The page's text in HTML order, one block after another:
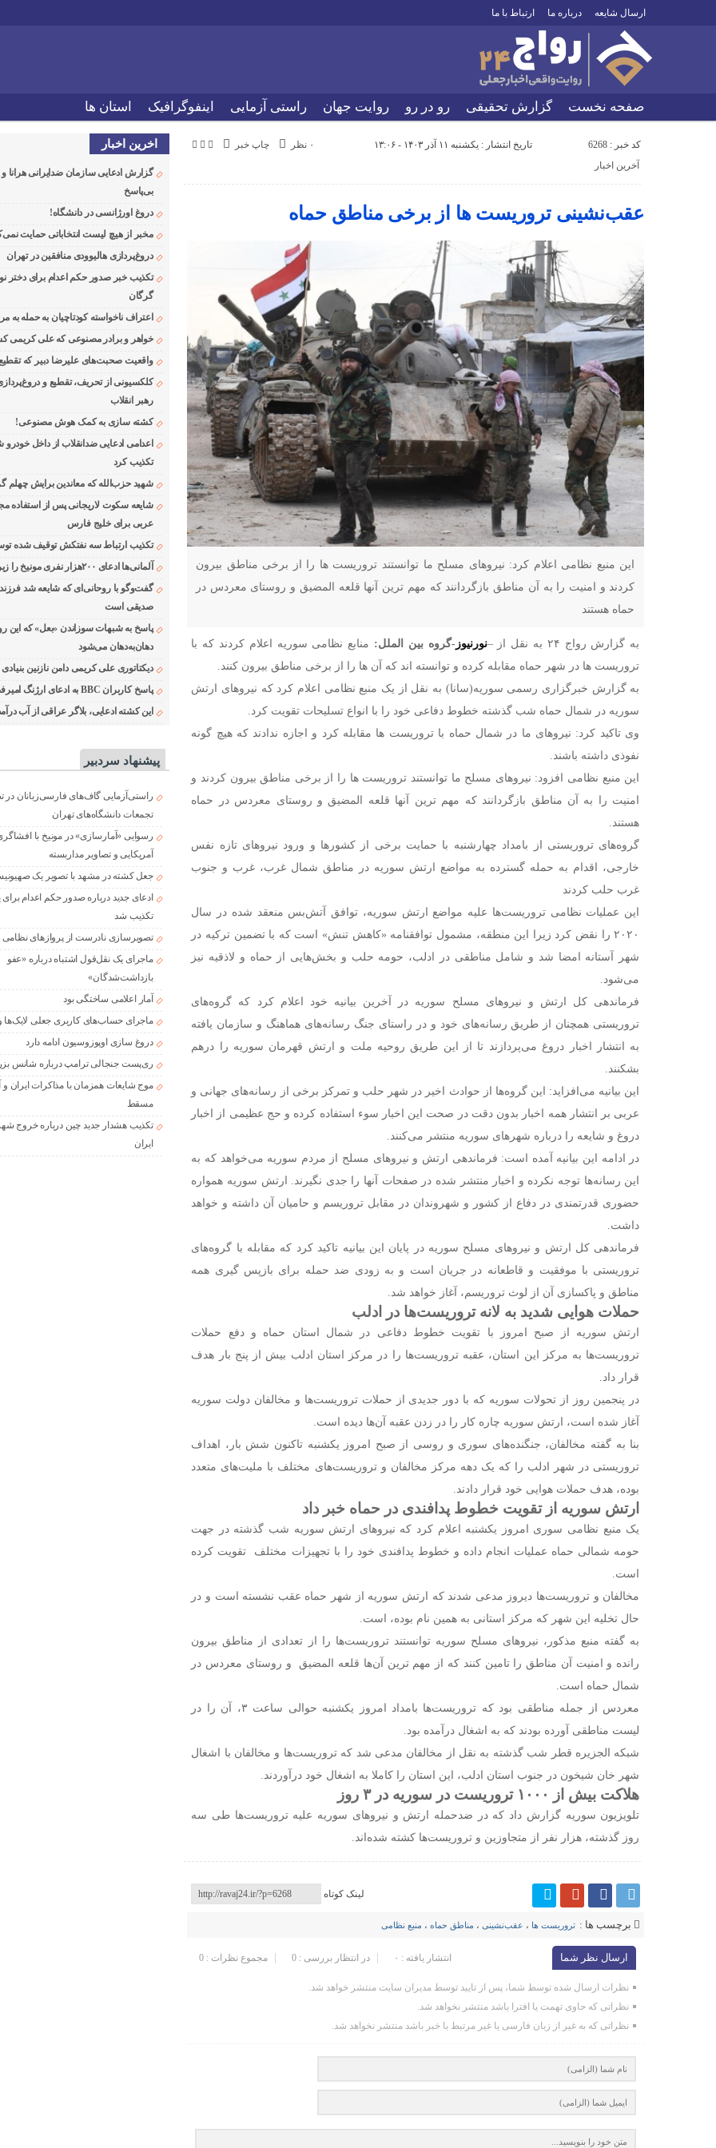
ارسال شایعه درباره ما ارتباط با ما
صفحه نخست گزارش تحقیقی رو در رو روایت جهان راستی آزمایی اینفوگرافیک استان ها
کد خبر : 6268 تاریخ انتشار : یکشنبه ۱۱ آذر ۱۴۰۳ - ۱۳:۰۶ چاپ خبر
۰ نظر
آخرین اخبار
عقب‌نشینی تروریست ها از برخی مناطق حماه
این منبع نظامی اعلام کرد: نیروهای مسلح ما توانستند تروریست ها را از برخی مناطق بیرون
کردند و امنیت را به آن مناطق بازگردانند که مهم ترین آنها قلعه المضیق و روستای معردس در
حماه هستند
به گزارش رواج ۲۴ به نقل از – نورنیوز-گروه بین الملل: منابع نظامی سوریه اعلام کردند که با
تروریست ها در شهر حماه مقابله کرده و توانسته اند که آن ها را از برخی مناطق بیرون کنند.
به گزارش خبرگزاری رسمی سوریه(سانا) به نقل از یک منبع نظامی اعلام کرد که نیروهای ارتش
سوریه در شمال حماه شب گذشته خطوط دفاعی خود را با انواع تسلیحات تقویت کرد.
وی تاکید کرد: نیروهای ما در شمال حماه با تروریست ها مقابله کرد و اجازه ندادند که هیچ گونه
نفوذی داشته باشند.
این منبع نظامی افزود: نیروهای مسلح ما توانستند تروریست ها را از برخی مناطق بیرون کردند و
امنیت را به آن مناطق بازگردانند که مهم ترین آنها قلعه المضیق و روستای معردس در حماه
هستند.
گروه‌های تروریستی از بامداد چهارشنبه با حمایت برخی از کشورها و ورود نیروهای تازه نفس
خارجی، اقدام به حمله گسترده به مواضع ارتش سوریه در مناطق شمال غرب، غرب و جنوب
غرب حلب کردند
این عملیات نظامی تروریست‌ها علیه مواضع ارتش سوریه، توافق آتش‌بس منعقد شده در سال
۲۰۲۰ را نقض کرد زیرا این منطقه، مشمول توافقنامه «کاهش تنش» است که با تضمین ترکیه در
شهر آستانه امضا شد و شامل مناطقی در ادلب، حومه حلب و بخش‌هایی از حماه و لاذقیه نیز
می‌شود.
فرماندهی کل ارتش و نیروهای مسلح سوریه در آخرین بیانیه خود اعلام کرد که گروه‌های
تروریستی همچنان از طریق رسانه‌های خود و در راستای جنگ رسانه‌های هماهنگ و سازمان یافته
به انتشار اخبار دروغ می‌پردازند تا از این طریق روحیه ملت و ارتش قهرمان سوریه را درهم
بشکنند.
این بیانیه می‌افزاید: این گروه‌ها از حوادث اخیر در شهر حلب و تمرکز برخی از رسانه‌های جهانی و
عربی بر انتشار همه اخبار بدون دقت در صحت این اخبار سوء استفاده کرده و حج عظیمی از اخبار
دروغ و شایعه را درباره شهرهای سوریه منتشر می‌کنند.
در ادامه این بیانیه آمده است: فرماندهی ارتش و نیروهای مسلح از مردم سوریه می‌خواهد که به
این رسانه‌ها توجه نکرده و اخبار منتشر شده در صفحات آنها را جدی نگیرند. ارتش سوریه همواره
حضوری قدرتمندی در دفاع از کشور و شهروندان در مقابل تروریسم و حامیان آن داشته و خواهد
داشت.
فرماندهی کل ارتش و نیروهای مسلح سوریه در پایان این بیانیه تاکید کرد که مقابله با گروه‌های
تروریستی با موفقیت و قاطعانه در جریان است و به زودی ضد حمله برای بازپس گیری همه
مناطق و پاکسازی آن از لوث تروریسم، آغاز خواهد شد.
حملات هوایی شدید به لانه تروریست‌ها در ادلب
ارتش سوریه از صبح امروز با تقویت خطوط دفاعی در شمال استان حماه و دفع حملات
تروریست‌ها به مرکز این استان، عقبه تروریست‌ها را در مرکز استان ادلب بیش از پنج بار هدف
قرار داد.
در پنجمین روز از تحولات سوریه که با دور جدیدی از حملات تروریست‌ها و مخالفان دولت سوریه
آغاز شده است، ارتش سوریه چاره کار را در زدن عقبه آن‌ها دیده است.
بنا به گفته مخالفان، جنگنده‌های سوری و روسی از صبح امروز یکشنبه تاکنون شش بار، اهداف
تروریستی در شهر ادلب را که یک دهه مرکز مخالفان و تروریست‌های مختلف با ملیت‌های متعدد
بوده، هدف حملات هوایی خود قرار دادند.
ارتش سوریه از تقویت خطوط پدافندی در حماه خبر داد
یک منبع نظامی سوری امروز یکشنبه اعلام کرد که نیروهای ارتش سوریه شب گذشته در جهت
حومه شمالی حماه عملیات انجام داده و خطوط پدافندی خود را با تجهیزات مختلف تقویت کرده
است.
مخالفان و تروریست‌ها دیروز مدعی شدند که ارتش سوریه از شهر حماه عقب نشسته است و در
حال تخلیه این شهر که مرکز استانی به همین نام بوده، است.
به گفته منبع مذکور، نیروهای مسلح سوریه توانستند تروریست‌ها را از تعدادی از مناطق بیرون
رانده و امنیت آن مناطق را تامین کنند که از مهم ترین آن‌ها قلعه المضیق و روستای معردس در
شمال حماه است.
معردس از جمله مناطقی بود که تروریست‌ها بامداد امروز یکشنبه حوالی ساعت ۳، آن را در
لیست مناطقی آورده بودند که به اشغال درآمده بود.
شبکه الجزیره قطر شب گذشته به نقل از مخالفان مدعی شد که تروریست‌ها و مخالفان با اشغال
شهر خان شیخون در جنوب استان ادلب، این استان را کاملا به اشغال خود درآوردند.
هلاکت بیش از ۱۰۰۰ تروریست در سوریه در ۳ روز
تلویزیون سوریه گزارش داد که در ضدحمله ارتش و نیروهای سوریه علیه تروریست‌ها طی سه
روز گذشته، هزار نفر از متجاوزین و تروریست‌ها کشته شده‌اند.
لینک کوتاه
برچسب ها : تروریست ها ، عقب‌نشینی ، مناطق حماه ، منبع نظامی
ارسال نظر شما مجموع نظرات : 0 در انتظار بررسی : 0 انتشار یافته : ۰
نظرات ارسال شده توسط شما، پس از تایید توسط مدیران سایت منتشر خواهد شد.
نظراتی که حاوی تهمت یا افترا باشد منتشر نخواهد شد.
نظراتی که به غیر از زبان فارسی یا غیر مرتبط با خبر باشد منتشر نخواهد شد.
اخرین اخبار
گزارش ادعایی سازمان ضدایرانی
بی‌پاسخ
دروغ اورژانسی در دانشگاه!
مخبر از هیچ لیست انتخاباتی حمایت
دروغ‌پردازی هالیوودی منافقین در تهران
تکذیب خبر صدور حکم اعدام برای دختر
گرگان
اعتراف ناخواسته کودتاچیان به حمله به
خواهر و برادر مصنوعی که علی کریمی
واقعیت صحبت‌های علیرضا دبیر که
کلکسیونی از تحریف، تقطیع و
رهبر انقلاب
کشته سازی به کمک هوش مصنوعی!
اعدامی ادعایی ضدانقلاب از داخل خودرو
تکذیب کرد
شهید حزب‌الله که معاندین برایش چهلم
شایعه سکوت لاریجانی پس از استفاده
عربی برای خلیج فارس
تکذیب ارتباط سه نفتکش توقیف شده
آلمانی‌ها ادعای ۲۰۰هزار نفری مونیخ را زیر سوال بردند
گفت‌وگو با روحانی‌ای که شایعه شد
صدیقی است
پاسخ به شبهات سوزاندن «بعل» که این
دهان‌به‌دهان می‌شود
دیکتاتوری علی کریمی دامن نازنین
پاسخ کاربران BBC به ادعای ارژنگ امیرفضلی
این کشته ادعایی، بلاگر عراقی از آب
پیشنهاد سردبیر
راستی‌آزمایی گاف‌های فارسی‌زبانان در
تجمعات دانشگاه‌های تهران
رسوایی «آمارسازی» در مونیخ با
آمریکایی و تصاویر مداربسته
جعل کشته در مشهد با تصویر یک
ادعای جدید درباره صدور حکم اعدام
تکذیب شد
تصویرسازی نادرست از پروازهای نظامی
ماجرای یک نقل‌قول اشتباه درباره «عفو
بازداشت‌شدگان»
آمار اعلامی ساختگی بود
ماجرای حساب‌های کاربری جعلی لایک‌ها
دروغ سازی اوپوزوسیون ادامه دارد
ری‌پست جنجالی ترامپ درباره شانس
موج شایعات همزمان با مذاکرات ایران و
مسقط
تکذیب هشدار جدید چین درباره خروج
ایران